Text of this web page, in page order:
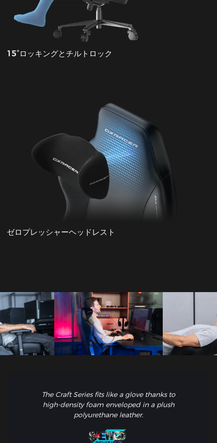
15°ロッキングとチルトロック
ゼロプレッシャーヘッドレスト
The Craft Series fits like a glove thanks to
high-density foam enveloped in a plush
polyurethane leather.